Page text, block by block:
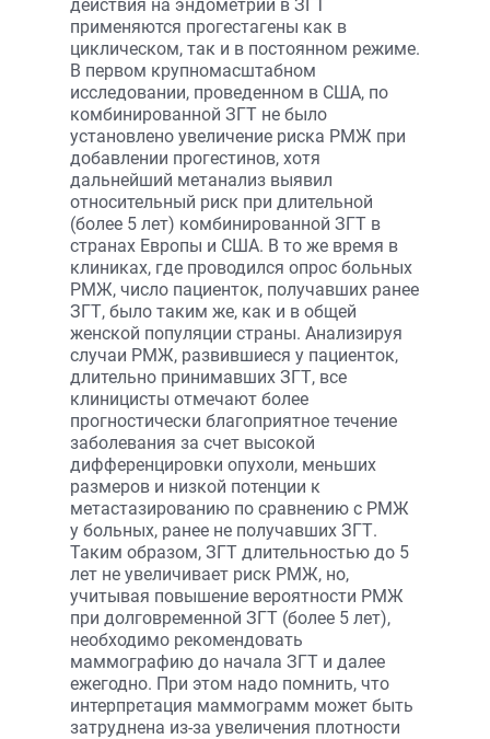
действия на эндометрий в ЗГТ
применяются прогестагены как в
циклическом, так и в постоянном режиме.
В первом крупномасштабном
исследовании, проведенном в США, по
комбинированной ЗГТ не было
установлено увеличение риска РМЖ при
добавлении прогестинов, хотя
дальнейший метанализ выявил
относительный риск при длительной
(более 5 лет) комбинированной ЗГТ в
странах Европы и США. В то же время в
клиниках, где проводился опрос больных
РМЖ, число пациенток, получавших ранее
ЗГТ, было таким же, как и в общей
женской популяции страны. Анализируя
случаи РМЖ, развившиеся у пациенток,
длительно принимавших ЗГТ, все
клиницисты отмечают более
прогностически благоприятное течение
заболевания за счет высокой
дифференцировки опухоли, меньших
размеров и низкой потенции к
метастазированию по сравнению с РМЖ
у больных, ранее не получавших ЗГТ.
Таким образом, ЗГТ длительностью до 5
лет не увеличивает риск РМЖ, но,
учитывая повышение вероятности РМЖ
при долговременной ЗГТ (более 5 лет),
необходимо рекомендовать
маммографию до начала ЗГТ и далее
ежегодно. При этом надо помнить, что
интерпретация маммограмм может быть
затруднена из-за увеличения плотности